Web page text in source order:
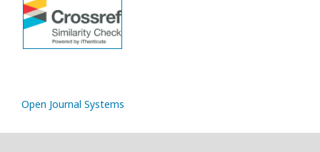
Open Journal Systems